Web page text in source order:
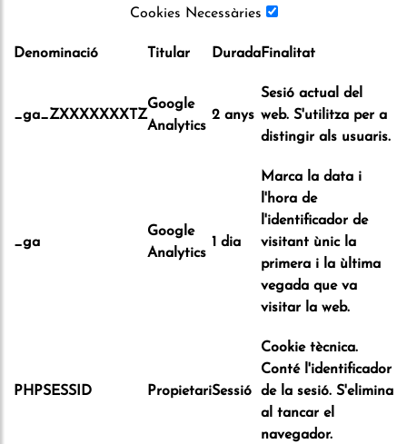
Cookies Necessàries
Denominació Titular DuradaFinalitat
_ga_ZXXXXXXXTZ
Google
Analytics
2 anys
Sesió actual del
web. S'utilitza per a
distingir als usuaris.
_ga
Google
Analytics
1 dia
Marca la data i
l'hora de
l'identificador de
visitant ùnic la
primera i la ùltima
vegada que va
visitar la web.
PHPSESSID PropietariSessió
Cookie tècnica.
Conté l'identificador
de la sesió. S'elimina
al tancar el
navegador.